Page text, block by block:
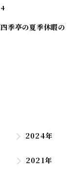
季亭の夏季休暇の
2024年
2021年